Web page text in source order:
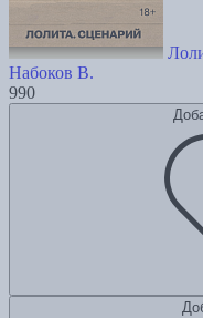
Набоков В.
990